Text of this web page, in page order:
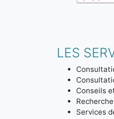
LES
Conseils
Services